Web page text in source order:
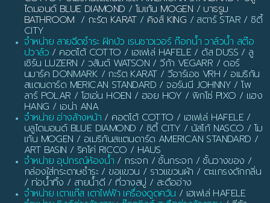
ไดมอนด์ BLUE DIAMOND / โมเก้น MOGEN / บาธรูม
BATHROOM / กะรัต KARAT/ คิงส์ KING / สตาร์ STAR / ซิตี้
CITY
จำหน่าย สายฉีดชำระ ฝักบัว เรนชาวเวอร์ ก๊อกน้ำ วาล์วน้ำ สต๊อ
ปวาล์ว / คอตโต้ COTTO / เฮเฟเล่ HAFELE / ดัส DUSS / ลู
เซิร์น LUZERN / วสันต์ WATSON / วีก้า VEGARR / ดอร์
นมาร์ค DONMARK / กะรัต KARAT / วีอาร์เอช VRH / อเมริกัน
สแตนดาร์ด MERICAN STANDARD / จอร์นนี JOHNNY / โพ
ลาร์ POLAR / โฮเอ่น HOEN / ฮอย HOY / พิกโซ่ PIXO / แฮง
HANG / เอน่า ANA
จำหน่าย อ่างล้างหน้า / คอตโต้ COTTO / เฮเฟเล่ HAFELE /
บลูไดมอนด์ BLUE DIAMOND / ซิตี้ CITY / นัสโก้ NASCO / โม
เก้น MOGEN / อเมริกันสแตนดาร์ด AMERICAN STANDARD /
ART BASIN / ริคโค่ RICCO / HAUS
จำหน่าย อุปกรณ์ห้องน้ำ / กระจก / ชั้นกระจก / ชั้นวางของ /
กล่องใส่กระดาษชำระ / ขอแขวน / ราวแขวนผ้า / ตะแกรงดักกลิ่น
/ ท่อน้ำทิ้ง / สายน้ำดี / ที่วางสบู่ / สะดืออ่าง
จำหน่าย เตาแก๊ส เตาไฟฟ้า เครื่องดูดควัน / เฮเฟเล่ HAFELE